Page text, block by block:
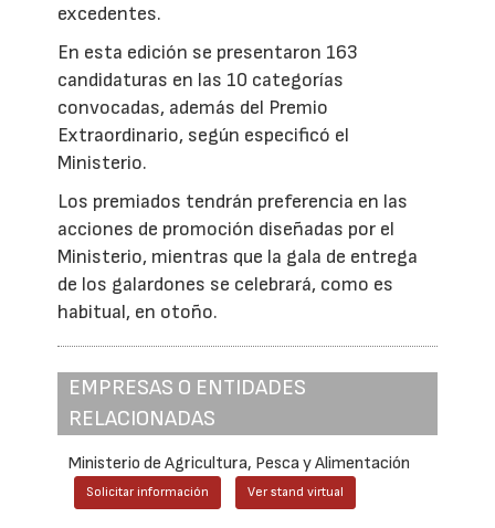
excedentes.
En esta edición se presentaron 163
candidaturas en las 10 categorías
convocadas, además del Premio
Extraordinario, según especificó el
Ministerio.
Los premiados tendrán preferencia en las
acciones de promoción diseñadas por el
Ministerio, mientras que la gala de entrega
de los galardones se celebrará, como es
habitual, en otoño.
EMPRESAS O ENTIDADES
RELACIONADAS
Ministerio de Agricultura, Pesca y Alimentación
Solicitar información Ver stand virtual